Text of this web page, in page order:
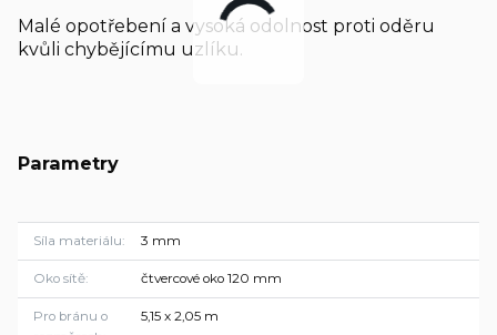
Malé opotřebení a vysoká odolnost proti oděru
kvůli chybějícímu uzlíku.
Parametry
Síla materiálu 3 mm
Oko sítě čtvercové oko 120 mm
Pro bránu o
5,15 x 2,05 m